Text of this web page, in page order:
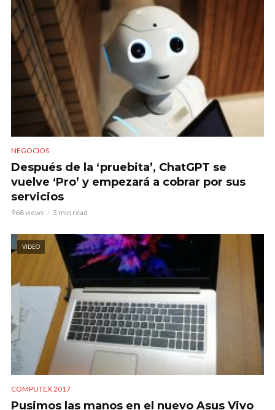
NEGOCIOS
Después de la ‘pruebita’, ChatGPT se
vuelve ‘Pro’ y empezará a cobrar por sus
servicios
968 views 3 min read
VIDEO
COMPUTEX 2017
Pusimos las manos en el nuevo Asus Vivo